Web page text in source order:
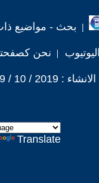
بحث - مواضيع
نحن
: 2019 / 10 / 29
Translate